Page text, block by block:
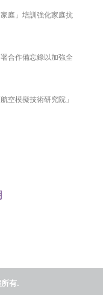
庭」培訓強化家庭抗
合作備忘錄以加強全
空模擬技術研究院」
有.